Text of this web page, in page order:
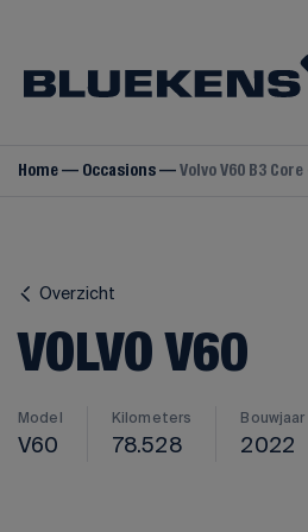
Volvo
Volvo
Volvo
Home Occasions Volvo V60 B3
Overzicht
VOLVO V60
Model
V60
Kilometers
78.528
Bouwjaar
2022